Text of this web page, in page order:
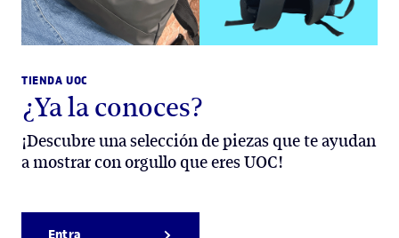
TIENDA UOC
¿Ya la conoces?
¡Descubre una selección de piezas que te ayudan
a mostrar con orgullo que eres UOC!